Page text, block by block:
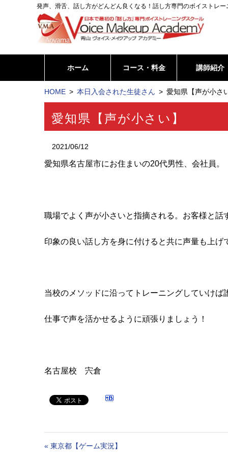
発声、滑舌、話し方がどんどん良くなる！話し方専門のボイストレー
ホーム コース・料金 講師紹介
HOME 本日入会された生徒さん 愛知県【声が小さ
愛知県【声が小さい】
2021/06/12
愛知県名古屋市にお住まいの20代男性、会社員。
職場でよく声が小さいと指摘される。お客様と話
印象の良い話し方を身に付けると共に声量も上
当校のメソッドに沿ってトレーニングしていけば
仕事で声を活かせるように頑張りましょう！
名古屋校 宍倉
« 東京都【ゲーム実況】